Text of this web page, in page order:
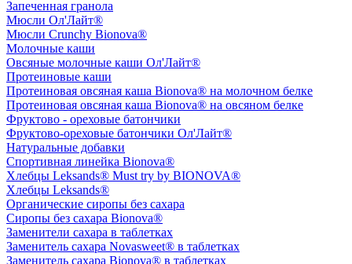
Запеченная гранола
Мюсли Ол'Лайт®
Мюсли Crunchy Bionova®
Молочные каши
Овсяные молочные каши Ол'Лайт®
Протеиновые каши
Протеиновая овсяная каша Bionova® на молочном белке
Протеиновая овсяная каша Bionova® на овсяном белке
Фруктово - ореховые батончики
Фруктово-ореховые батончики Ол'Лайт®
Натуральные добавки
Спортивная линейка Bionova®
Хлебцы Leksands® Must try by BIONOVA®
Хлебцы Leksands®
Органические сиропы без сахара
Сиропы без сахара Bionova®
Заменители сахара в таблетках
Заменитель сахара Novasweet® в таблетках
Заменитель сахара Bionova® в таблетках